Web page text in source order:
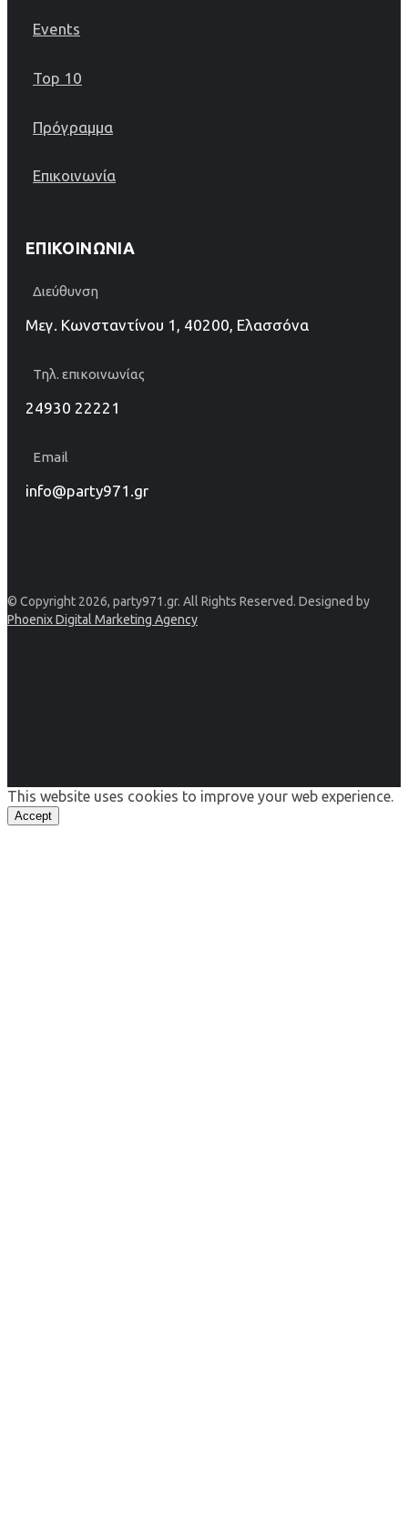
Events
Top 10
Πρόγραμμα
Επικοινωνία
ΕΠΙΚΟΙΝΩΝΊΑ
Διεύθυνση
Μεγ. Κωνσταντίνου 1, 40200, Ελασσόνα
Τηλ. επικοινωνίας
24930 22221
Email
info@party971.gr
© Copyright 2026, party971.gr. All Rights Reserved. Designed by
Phoenix Digital Marketing Agency
This website uses cookies to improve your web experience.
Accept